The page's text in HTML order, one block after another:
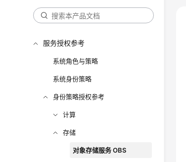
服务授权参考
系统角色与策略
系统身份策略
身份策略授权参考
计算
存储
对象存储服务 OBS